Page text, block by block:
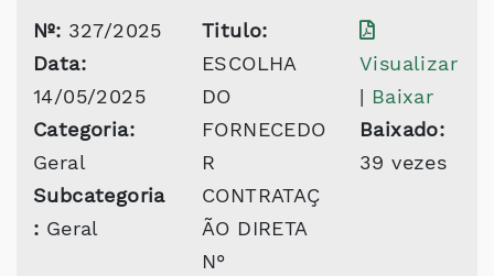
Nº: 327/2025
Data:
14/05/2025
Categoria:
Geral
Subcategoria
: Geral
Titulo:
ESCOLHA
DO
FORNECEDO
R
CONTRATAÇ
ÃO DIRETA
N°
Visualizar
| Baixar
Baixado:
39 vezes